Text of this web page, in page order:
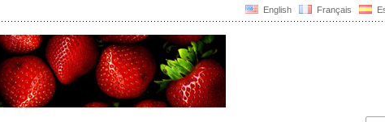
English Français